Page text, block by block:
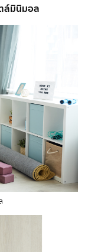
ล์มินิมอล